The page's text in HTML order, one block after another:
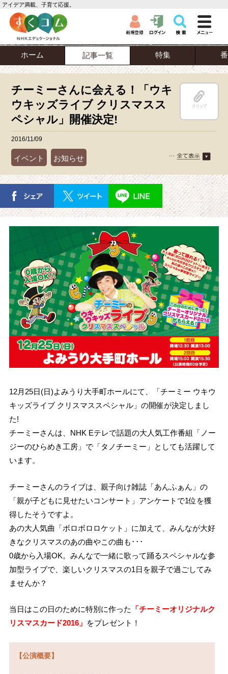
アイデア満載、子育て応援。
ホーム 記事一覧 特集
チーミーさんに会える！「ウキ
ウキッズライブ クリスマスス
ペシャル」開催決定!
クリップ
2016/11/09
イベント お知らせ
12月25日(日)よみうり大手町ホールにて、「チーミー ウキウ
キッズライブ クリスマススペシャル」の開催が決定しまし
た!
チーミーさんは、NHK Eテレで話題の大人気工作番組「ノー
ジーのひらめき工房」で「タノチーミー」としても活躍して
います。
チーミーさんのライブは、親子向け雑誌「あんふぁん」の
「親が子どもに見せたいコンサート」アンケートで1位を獲
得したそうですよ。
あの大人気曲「ボロボロロケット」に加えて、みんなが大好
きなクリスマスのあの曲やこの曲も･･･
0歳から入場OK。みんなで一緒に歌って踊るスペシャルな参
加型ライブで、楽しいクリスマスの1日を親子で過ごしてみ
ませんか？
当日はこの日のために特別に作った
「チーミーオリジナルク
リスマスカード2016」 をプレゼント！
【公演概要】